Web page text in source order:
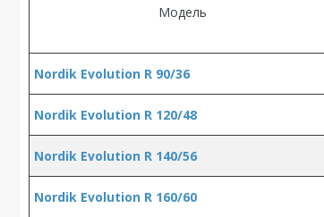
Модель
Nordik Evolution R 90/36
Nordik Evolution R 120/48
Nordik Evolution R 140/56
Nordik Evolution R 160/60